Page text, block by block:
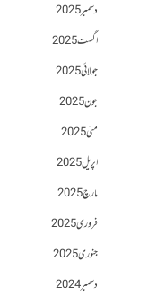
دسمبر 2025
اگست 2025
جولائی 2025
جون 2025
مئی 2025
اپریل 2025
مارچ 2025
فروری 2025
جنوری 2025
دسمبر 2024